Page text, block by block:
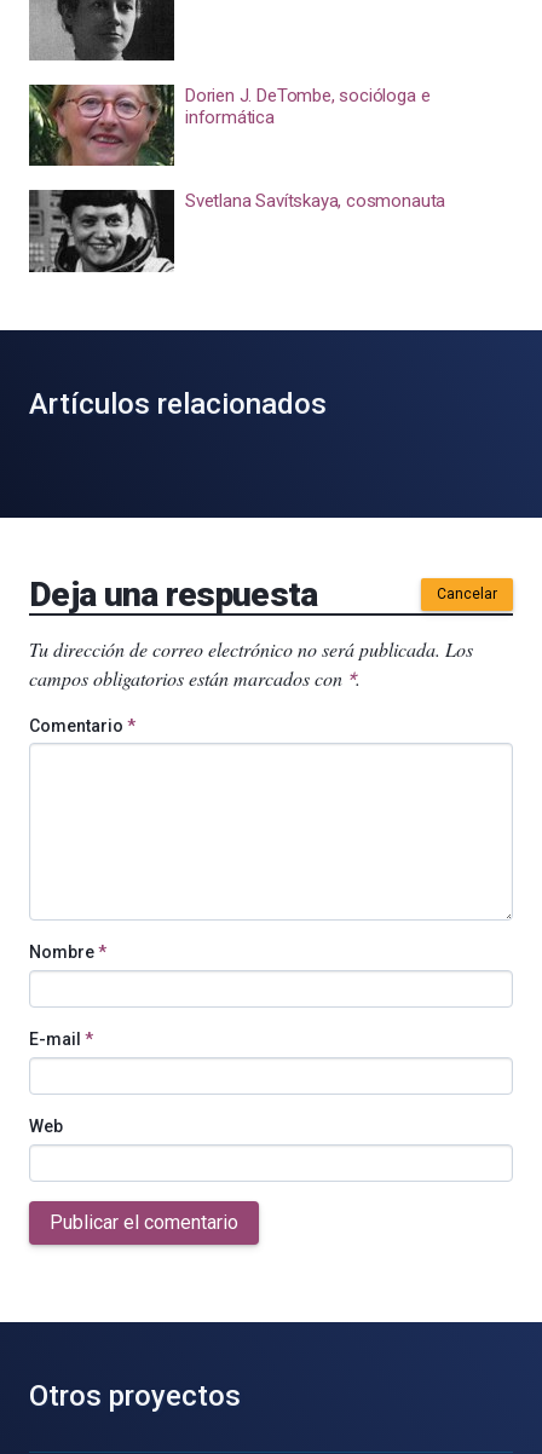
Dorien J. DeTombe, socióloga e
informática
Svetlana Savítskaya, cosmonauta
Artículos relacionados
Deja una respuesta Cancelar
Tu dirección de correo electrónico no será publicada. Los
campos obligatorios están marcados con *.
Comentario *
Nombre*
E-mail *
Web
Publicar el comentario
Otros proyectos